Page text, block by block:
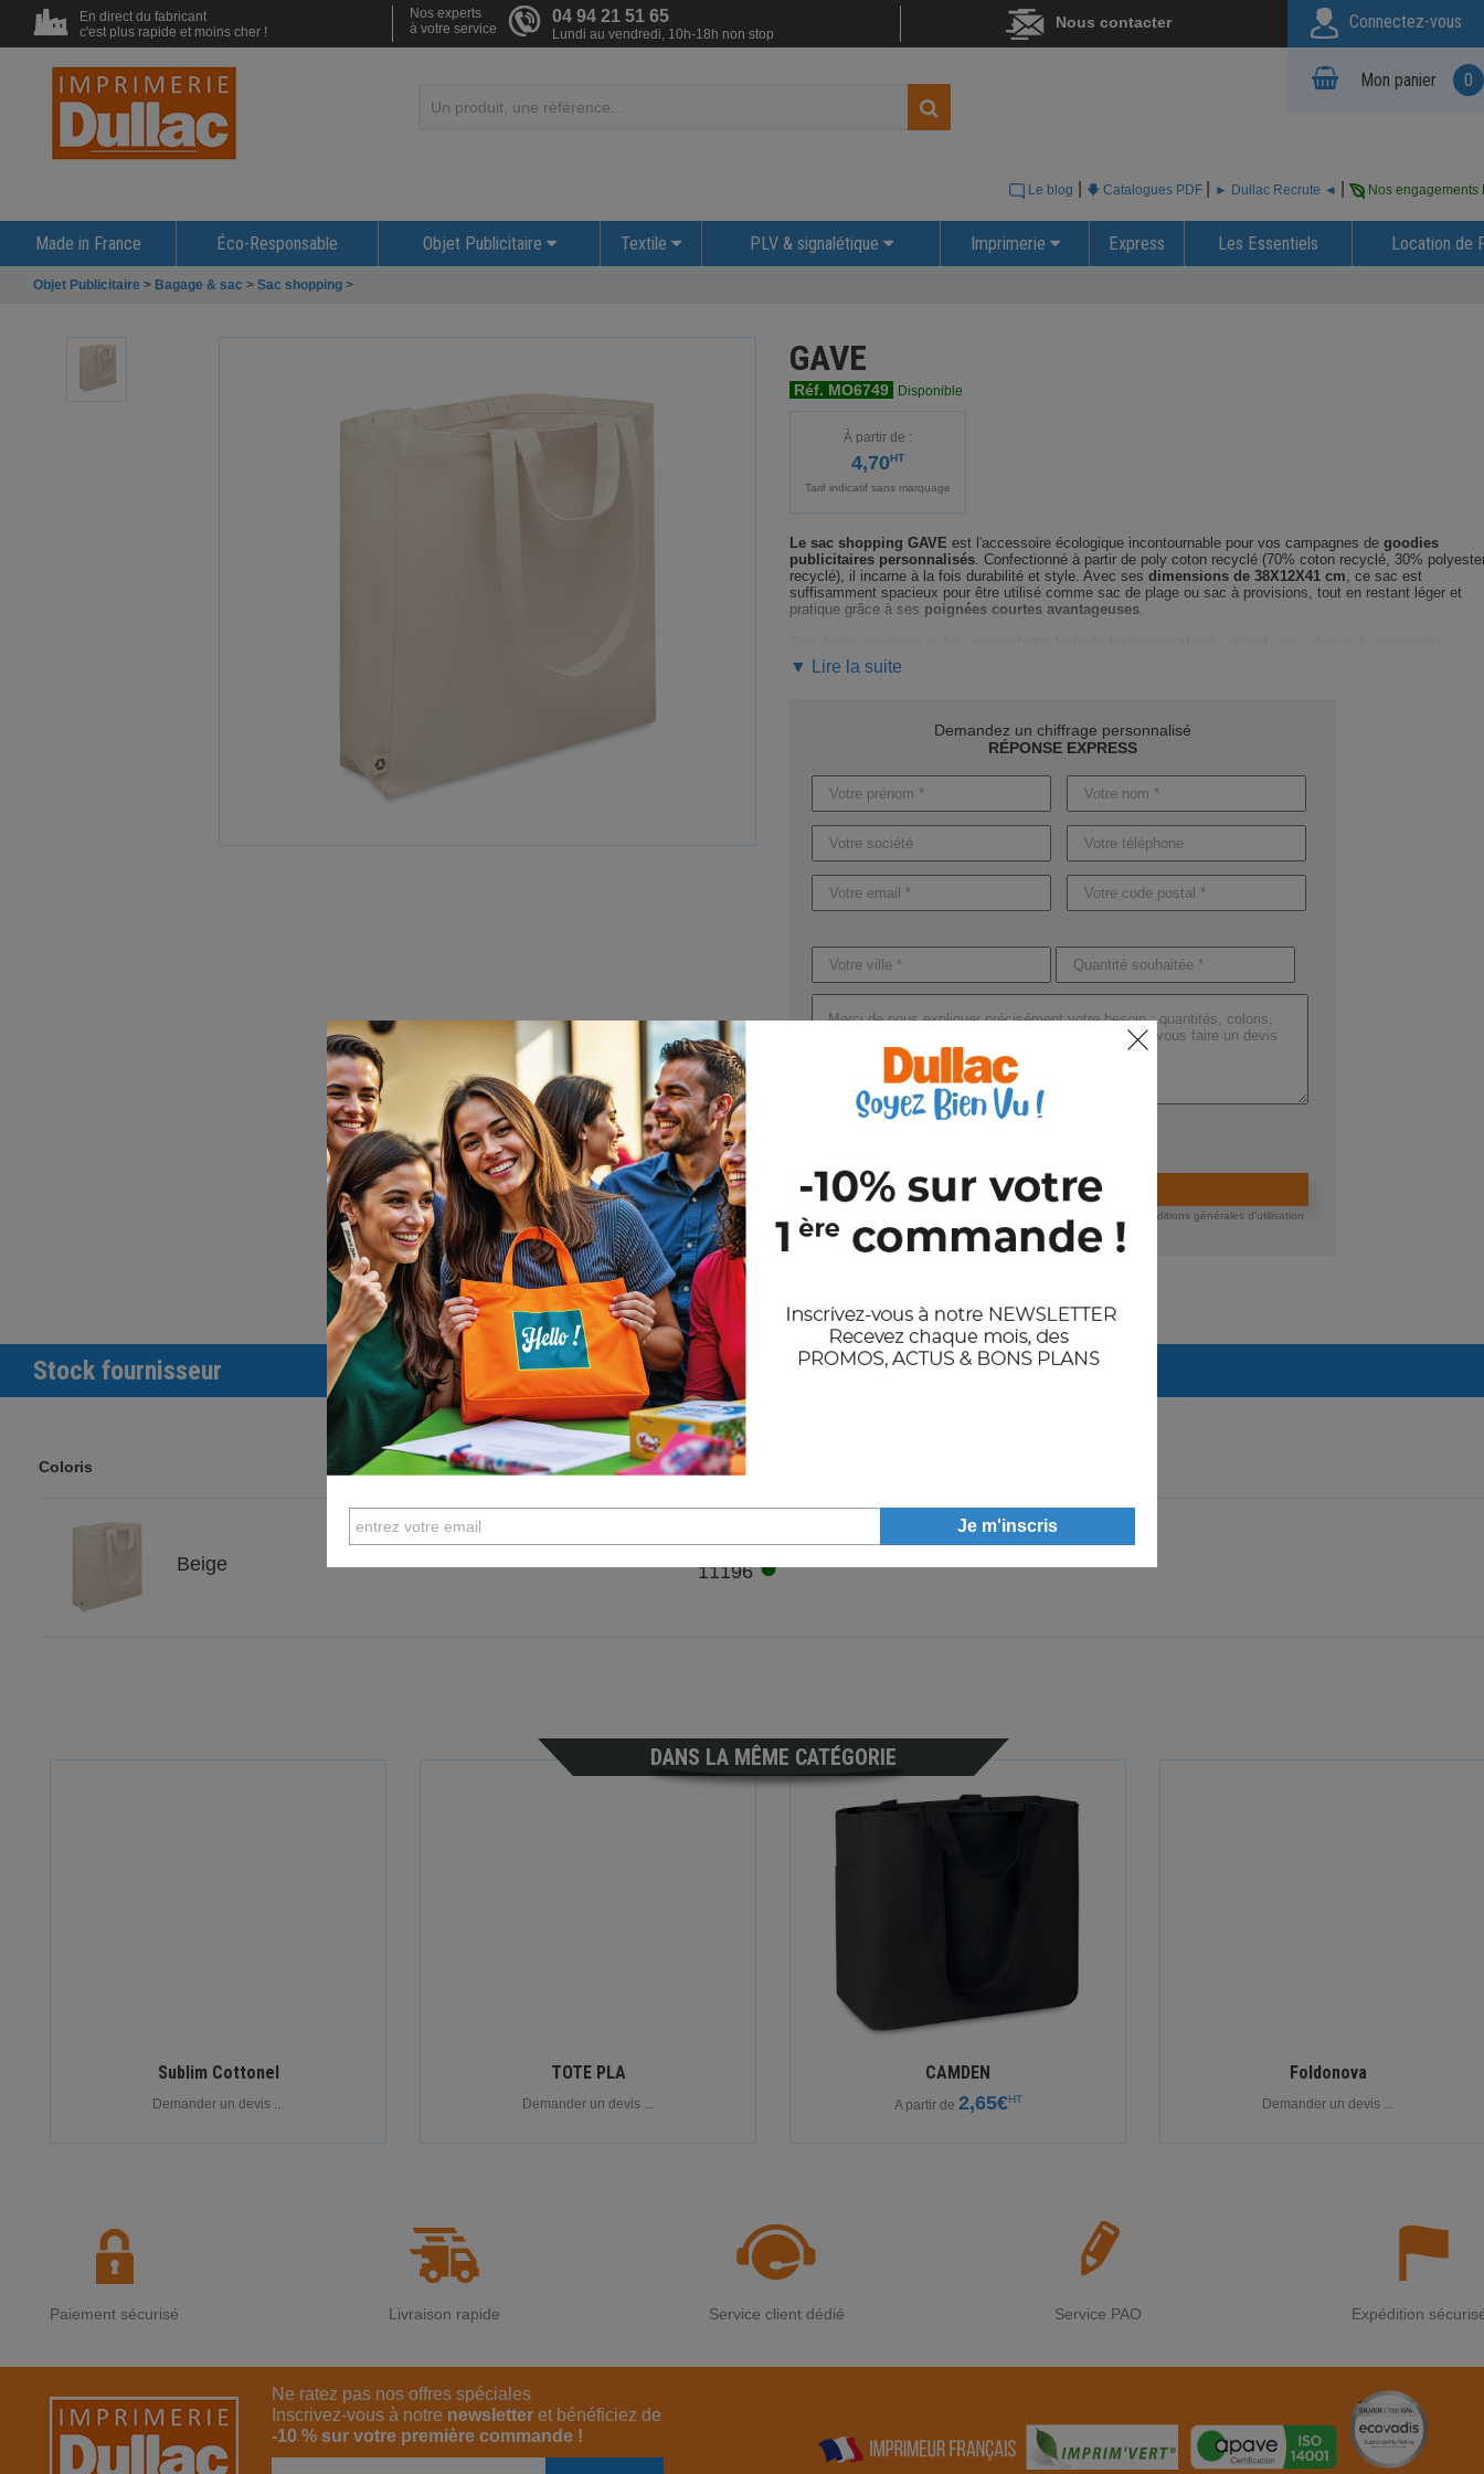
En direct du fabricant
c'est plus rapide et moins cher !
Nos experts
à votre service
04 94 21 51 65
Lundi au vendredi, 10h-18h non stop
Nous contacter Connectez-vous
Mon panier 0
Le blog 🡇 Catalogues PDF ► Dullac Recrute ◄ Nos engagements
Made in France Éco-Responsable Objet Publicitaire Textile PLV & signalétique Imprimerie Express Les Essentiels Location de
Objet Publicitaire > Bagage & sac > Sac shopping >
GAVE
Réf. MO6749 Disponible
À partir de :
4,70HT
Tarif indicatif sans marquage
Le sac shopping GAVE est l'accessoire écologique incontournable pour vos campagnes de goodies
publicitaires personnalisés . Confectionné à partir de poly coton recyclé (70% coton recyclé, 30%
recyclé), il incarne à la fois durabilité et style. Avec ses dimensions de 38X12X41 cm , ce sac est
suffisamment spacieux pour être utilisé comme sac de plage ou sac à provisions, tout en restant léger et
pratique grâce à ses poignées courtes avantageuses
sécurisée pour vos essentiels. Avec une texture robuste de
et sécurisée pour toutes vos courses ou sorties en plein air.
Notre équipe dédiée vous guidedans le choix des couleurs et du marquage qui mettront en valeur votre
logo ou votre message. Du concept initial à la livraison finale, nous assurons
vous garantir satisfaction et originalité.
Ne laissez pas passer cette opportunité d’
affirmer votre engagement écologique
Demandez dès maintenant votredevis rapide et personnaliséet faites de ce produit un pilier de votre
stratégie marketing éco-responsable.
Les délais de production peuvent varier selon la quantité commandée : comptez4 jours ouvrables pour
produits sans marquage
8 et 12 jours pour ceux avec personnalisation
proposons des productions express pour des livraisons encore plus rapides.
Caractéristiques du produit :
Référence : MO6749
Dimensions : 38X12X41CM
▼ Lire la suite
Demandez un chiffrage personnalisé
RÉPONSE EXPRESS
Valider la demande de devis
En nous envoyant votre demande de devis, vous acceptez nos conditions générales d'utilisation
et notre politique de confidentialité des données.
Stock fournisseur
Coloris Stocks
Beige 11196●
DANS LA MÊME CATÉGORIE
Sublim Cottonel
Demander un devis ...
TOTE PLA
Demander un devis ...
CAMDEN
A partir de 2,65€HT
Foldonova
Demander un devis ...
Paiement sécurisé Livraison rapide Service client dédié Service PAO Expédition
Ne ratez pas nos offres spéciales
Inscrivez-vous à notre newsletter et bénéficiez de
-10 % sur votre première commande !